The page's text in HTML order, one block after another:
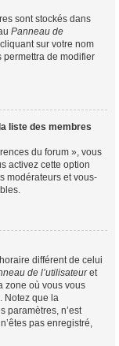
sont stockés dans
Panneau de
sur votre nom
permettra de modifier
liste des membres
du forum », vous
activez cette option
modérateurs et vous-
différent de celui
de l’utilisateuret
zone où vous vous
Notez que la
paramètres, n’est
pas enregistré,